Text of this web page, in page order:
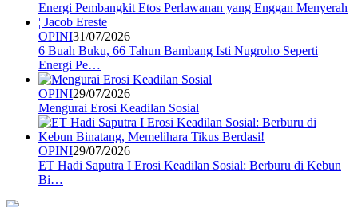
OPINI31/07/2026
6 Buah Buku, 66 Tahun Bambang Isti Nugroho Seperti
Energi Pe…
OPINI29/07/2026
Mengurai Erosi Keadilan Sosial
OPINI29/07/2026
ET Hadi Saputra I Erosi Keadilan Sosial: Berburu di Kebun
Bi…